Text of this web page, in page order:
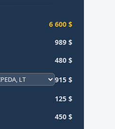
6 600 $
989 $
480 $
915 $
125 $
450 $